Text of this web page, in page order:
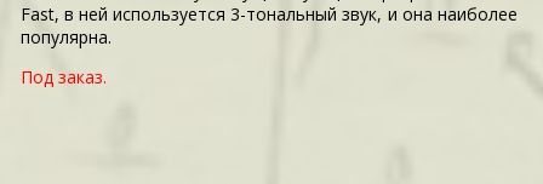
Fast, в ней используется 3-тональный звук, и она наиболее
популярна.
Под заказ.